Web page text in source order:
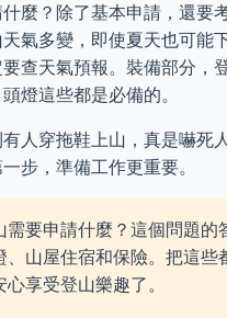
麼？除了基本申請，還要
氣多變，即使夏天也可能
查天氣預報。裝備部分，
燈這些都是必備的。
人穿拖鞋上山，真是嚇死
步，準備工作更重要。
需要申請什麼？這個問題的
、山屋住宿和保險。把這些
享受登山樂趣了。